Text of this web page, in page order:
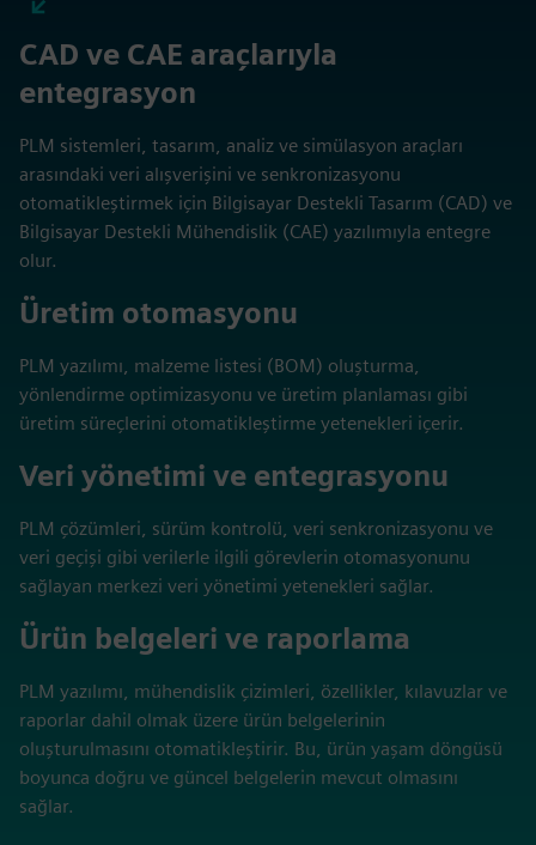
CAD ve CAE araçlarıyla
entegrasyon
PLM sistemleri, tasarım, analiz ve simülasyon araçları
arasındaki veri alışverişini ve senkronizasyonu
otomatikleştirmek için Bilgisayar Destekli Tasarım (CAD) ve
Bilgisayar Destekli Mühendislik (CAE) yazılımıyla entegre
olur.
Üretim otomasyonu
PLM yazılımı, malzeme listesi (BOM) oluşturma,
yönlendirme optimizasyonu ve üretim planlaması gibi
üretim süreçlerini otomatikleştirme yetenekleri içerir.
Veri yönetimi ve entegrasyonu
PLM çözümleri, sürüm kontrolü, veri senkronizasyonu ve
veri geçişi gibi verilerle ilgili görevlerin otomasyonunu
sağlayan merkezi veri yönetimi yetenekleri sağlar.
Ürün belgeleri ve raporlama
PLM yazılımı, mühendislik çizimleri, özellikler, kılavuzlar ve
raporlar dahil olmak üzere ürün belgelerinin
oluşturulmasını otomatikleştirir. Bu, ürün yaşam döngüsü
boyunca doğru ve güncel belgelerin mevcut olmasını
sağlar.